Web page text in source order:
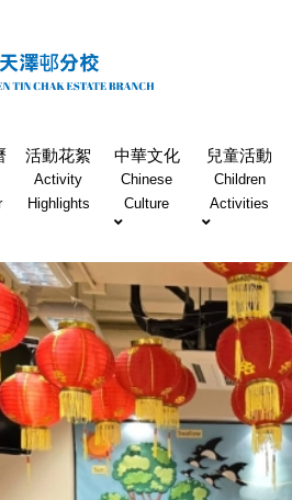
活動花絮
Activity
Highlights
中華文化
Chinese
Culture
兒童活動
Children
Activities